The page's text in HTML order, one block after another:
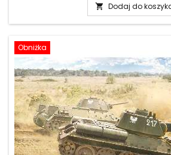
 Dodaj do
Obniżka